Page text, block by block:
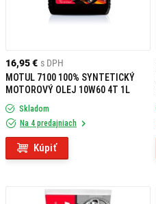
16,95 € s DPH
MOTUL 7100 100% SYNTETICKÝ
MOTOROVÝ OLEJ 10W60 4T 1L
Skladom
Na 4 predajniach
Kúpiť